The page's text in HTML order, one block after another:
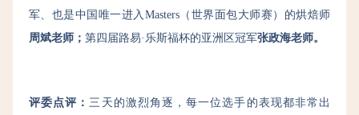
军、也是中国唯一进入Masters（世界面包大师赛）的烘焙师
周斌老师； 第四届路易·乐斯福杯的亚洲区冠军张政海老师。
评委点评：三天的激烈角逐，每一位选手的表现都非常出